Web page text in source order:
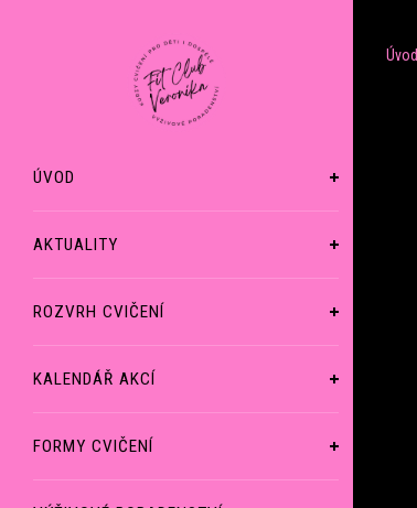
ÚVOD
AKTUALITY
ROZVRH CVIČENÍ
KALENDÁŘ AKCÍ
FORMY CVIČENÍ
Úvod